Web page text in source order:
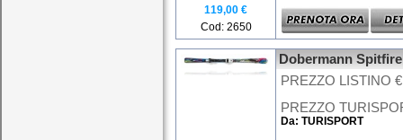
119,00 €
Cod: 2650
Dobermann
PREZZO LISTINO
PREZZO
Da: TURISPORT